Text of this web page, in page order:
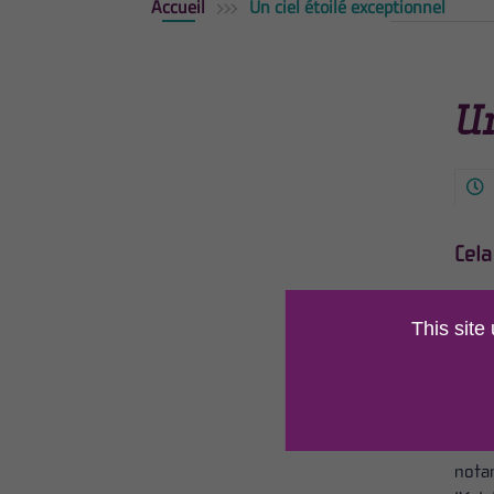
Accueil Un ciel étoilé exceptionnel
«
This site